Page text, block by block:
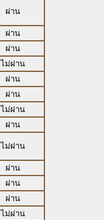
ผ่าน
ผ่าน
ผ่าน
ไม่ผ่าน
ผ่าน
ผ่าน
ไม่ผ่าน
ผ่าน
ไม่ผ่าน
ผ่าน
ผ่าน
ผ่าน
ไม่ผ่าน